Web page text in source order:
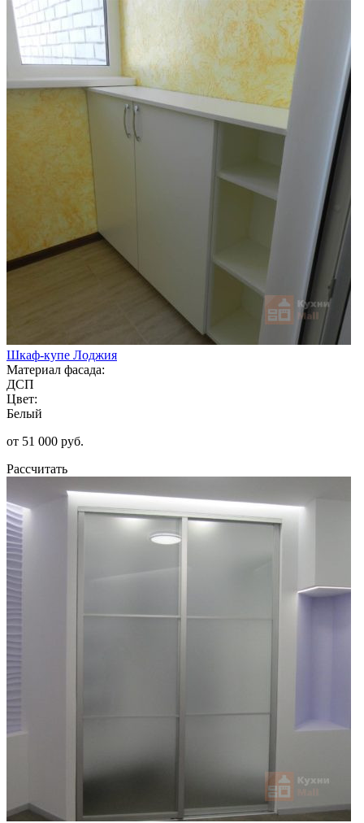
Шкаф-купе Лоджия
Материал фасада:
ДСП
Цвет:
Белый
от 51 000 руб.
Рассчитать